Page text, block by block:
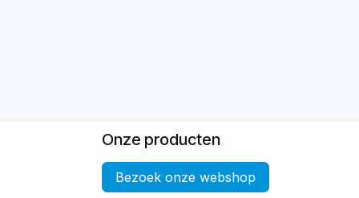
Onze producten
Bezoek onze webshop